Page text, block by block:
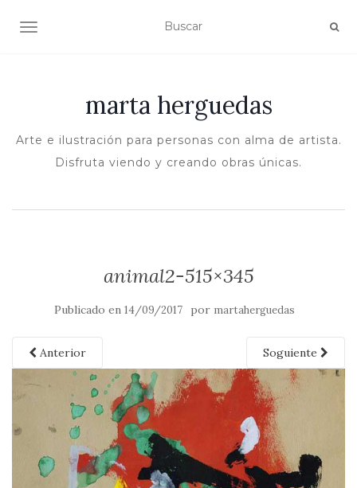
ALTERNAR NAVEGACIÓN
marta herguedas
Arte e ilustración para personas con alma de artista.
Disfruta viendo y creando obras únicas.
animal2-515×345
Publicado en 14/09/2017 por martaherguedas
Anterior Soguiente